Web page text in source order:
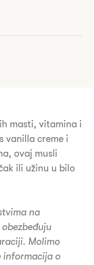
masti, vitamina i
vanilla creme i
ovaj musli
ili užinu u bilo
na
Molimo
informacija o